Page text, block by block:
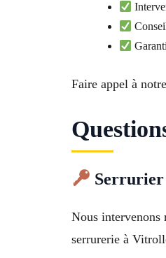
Faire appel à
Serrurier
Nous intervenons
serrurerie à